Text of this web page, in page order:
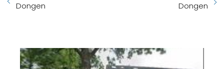
Dongen
Dongen